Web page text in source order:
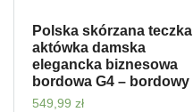
Polska skórzana teczka
aktówka damska
elegancka biznesowa
bordowa G4 – bordowy
549,99 zł